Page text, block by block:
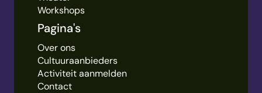
Workshops
Pagina's
Over ons
Cultuuraanbieders
Activiteit aanmelden
Contact